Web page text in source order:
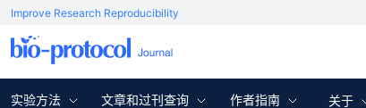
Improve Research Reproducibility
实验方法 文章和过刊查询 作者指南 关于